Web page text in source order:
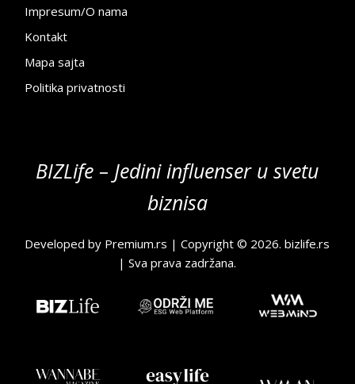
Impresum/O nama
Kontakt
Mapa sajta
Politika privatnosti
BIZLife – Jedini influenser u svetu
biznisa
Developed by Premium.rs | Copyright © 2026.bizlife.rs
| Sva prava zadržana.